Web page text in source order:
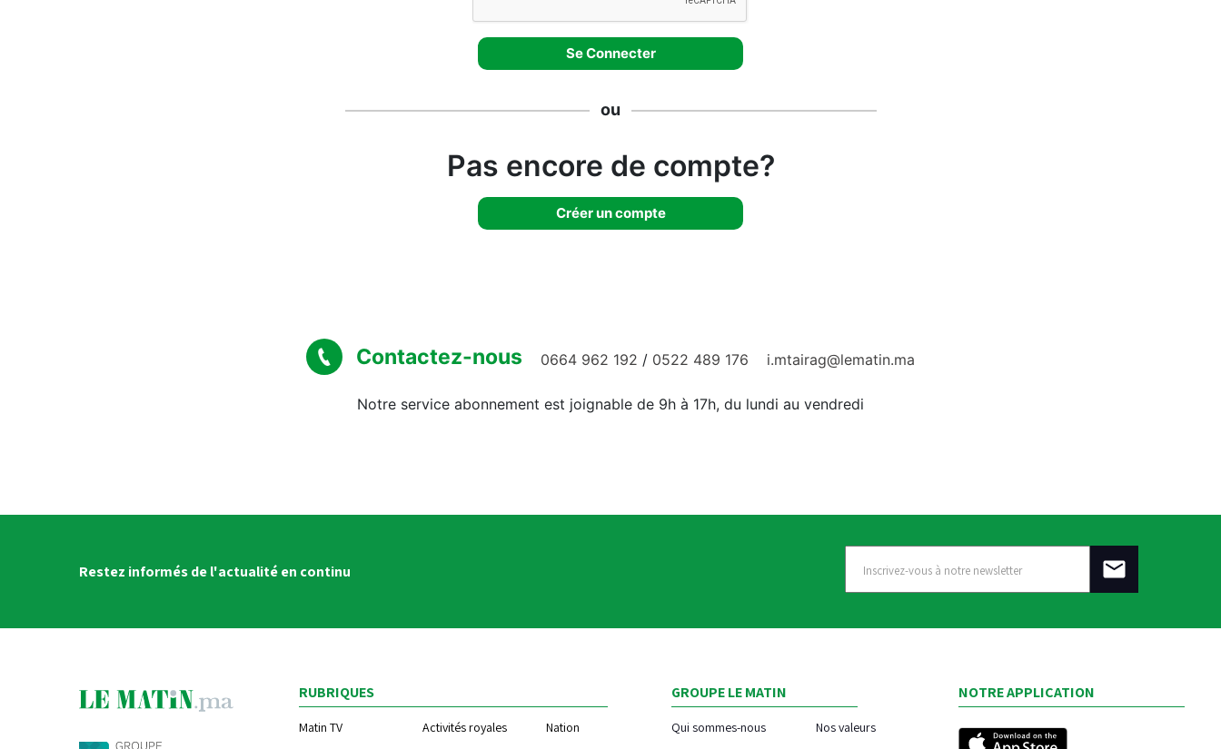
ou
Pas encore de compte?
Créer un compte
Contactez-nous 0664 962 192 / 0522 489 176 i.mtairag@lematin.ma
Notre service abonnement est joignable de 9h à 17h, du lundi au vendredi
Restez informés de l'actualité en continu
RUBRIQUES
Matin TV Activités royales
Nation
GROUPE LE MATIN
Qui sommes-nous Nos valeurs
NOTRE APPLICATION